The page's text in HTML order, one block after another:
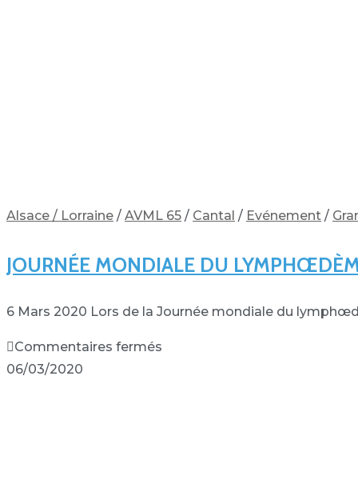
Alsace / Lorraine / AVML 65 / Cantal / Evénement /
JOURNÉE MONDIALE DU
6 Mars 2020 Lors de la Journée mondiale du
Commentaires fermés
06/03/2020